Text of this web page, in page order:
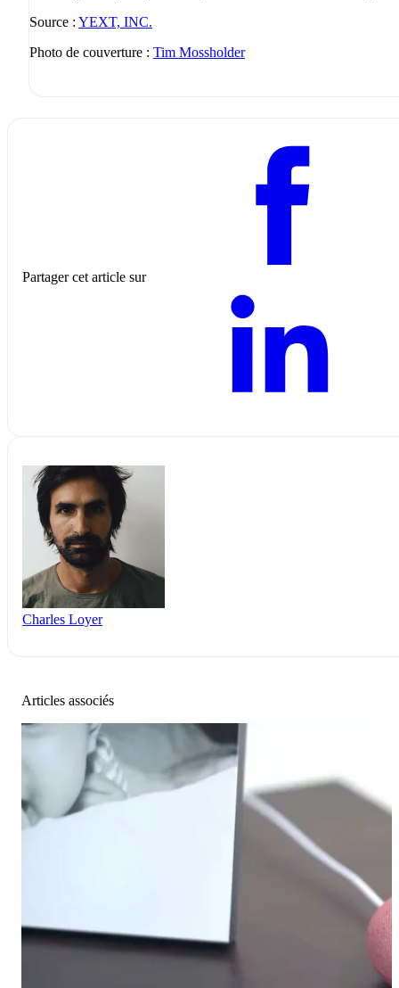
Source : YEXT, INC.
Photo de couverture : Tim Mossholder
Partager cet article sur
Charles Loyer
Articles associés